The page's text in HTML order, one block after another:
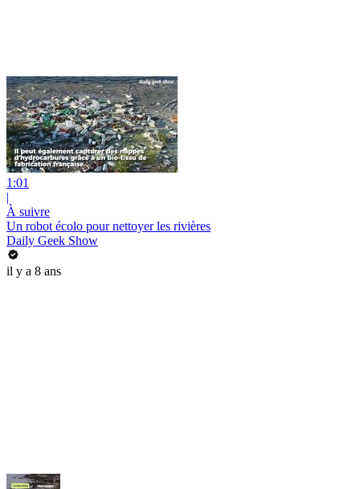
1:01
|
À suivre
Un robot écolo pour nettoyer les rivières
Daily Geek Show
il y a 8 ans